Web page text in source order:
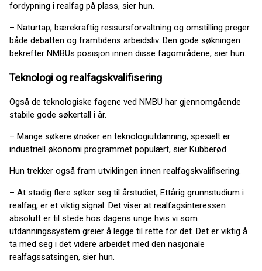
fordypning i realfag på plass, sier hun.
– Naturtap, bærekraftig ressursforvaltning og omstilling preger
både debatten og framtidens arbeidsliv. Den gode søkningen
bekrefter NMBUs posisjon innen disse fagområdene, sier hun.
Teknologi og realfagskvalifisering
Også de teknologiske fagene ved NMBU har gjennomgående
stabile gode søkertall i år.
– Mange søkere ønsker en teknologiutdanning, spesielt er
industriell økonomi programmet populært, sier Kubberød.
Hun trekker også fram utviklingen innen realfagskvalifisering.
– At stadig flere søker seg til årstudiet, Ettårig grunnstudium i
realfag, er et viktig signal. Det viser at realfagsinteressen
absolutt er til stede hos dagens unge hvis vi som
utdanningssystem greier å legge til rette for det. Det er viktig å
ta med seg i det videre arbeidet med den nasjonale
realfagssatsingen, sier hun.